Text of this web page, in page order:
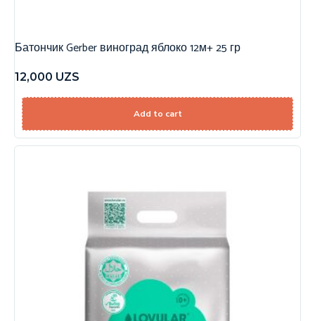
Батончик Gerber виноград яблоко 12м+ 25 гр
12,000 UZS
Add to cart